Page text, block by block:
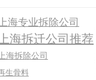
海专业拆除公司
海拆迁公司推荐
海拆除公司
生骨料